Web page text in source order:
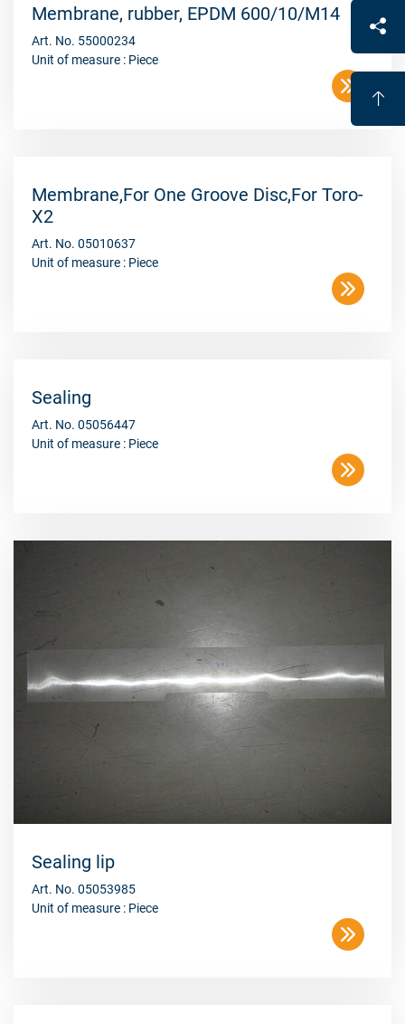
Membrane, rubber, EPDM 600/10/M14
Art. No. 55000234
Unit of measure : Piece
Membrane,For One Groove Disc,For Toro-
X2
Art. No. 05010637
Unit of measure : Piece
Sealing
Art. No. 05056447
Unit of measure : Piece
Sealing lip
Art. No. 05053985
Unit of measure : Piece